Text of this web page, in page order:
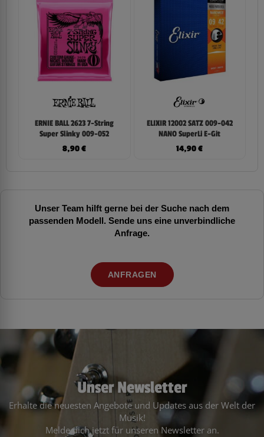
ERNIE BALL 2623 7-String
Super Slinky 009-052
8,90€
ELIXIR 12002 SATZ 009-042
NANO SuperLi E-Git
14,90€
Unser Team hilft gerne bei der Suche nach dem
passenden Modell. Sende uns eine unverbindliche
Anfrage.
ANFRAGEN
Unser Newsletter
Erhalte die neuesten Angebote und Updates aus der Welt der
Musik!
Melde dich jetzt für unseren Newsletter an.